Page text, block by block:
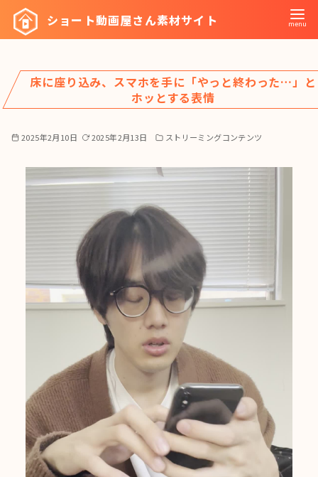
ツ
へ
ショート動画屋さん素材サイト
床に座り込み、スマホを手に「やっと終わった…」と
ホッとする表情
2025年2月10日 2025年2月13日 ストリーミングコンテンツ